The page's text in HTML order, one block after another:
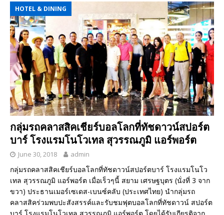
HOTEL & DINING
กลุ่มรถคลาสสิคเชียร์บอลโลกที่ทัชดาวน์สปอร์ต
บาร์ โรงแรมโนโวเทล สุวรรณภูมิ แอร์พอร์ต
June 30, 2018 admin
กลุ่มรถคลาสสิคเชียร์บอลโลกที่ทัชดาวน์สปอร์ตบาร์ โรงแรมโนโว
เทล สุวรรณภูมิ แอร์พอร์ต เมื่อเร็วๆนี้ สยาม เศรษฐบุตร (นั่งที่ 3 จาก
ขวา) ประธานเมอร์เซเดส-เบนซ์คลับ (ประเทศไทย) นำกลุ่มรถ
คลาสสิคร่วมพบปะสังสรรค์และรับชมฟุตบอลโลกที่ทัชดาวน์ สปอร์ต